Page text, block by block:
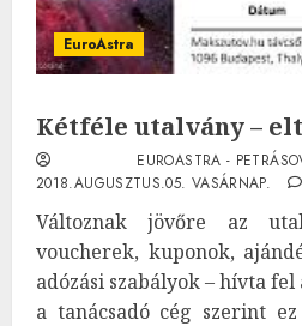
EuroAstra
Kétféle utalvány –
EUROASTRA -
2018.AUGUSZTUS.05. VASÁRNAP.
Változnak jövőre az
voucherek, kuponok,
adózási szabályok – hívta
a tanácsadó cég szerint